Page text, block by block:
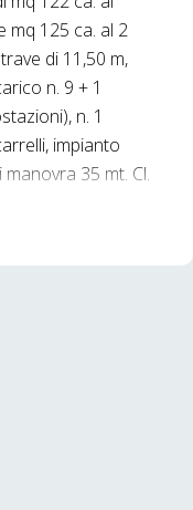
mq 125 ca. al 2
di 11,50 m,
n. 9 + 1
n. 1
impianto
35 mt. Cl.
MLAAN550 -